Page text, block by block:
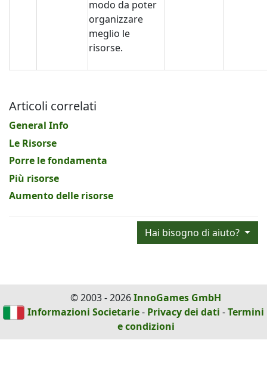
modo da poter
organizzare
meglio le
risorse.
Articoli correlati
General Info
Le Risorse
Porre le fondamenta
Più risorse
Aumento delle risorse
Hai bisogno di aiuto?
© 2003 - 2026InnoGames GmbH
Informazioni Societarie- Privacy dei dati -Termini
e condizioni